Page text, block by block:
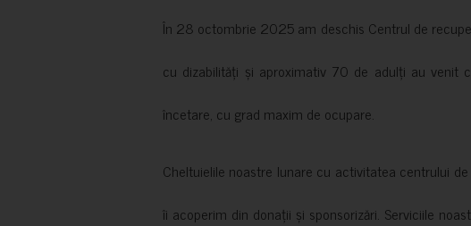
În 28 octombrie 2025 am deschis Centrul de
cu dizabilități și aproximativ 70 de adulți au venit
încetare, cu grad maxim de ocupare.
Cheltuielile noastre lunare cu activitatea centrului
îi acoperim din donații și sponsorizări. Serviciile